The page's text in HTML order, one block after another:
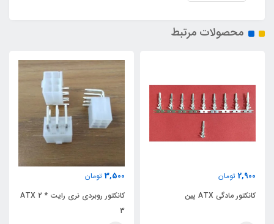
محصولات مرتبط
2,900 تومان
کانکتور مادگی ATX پین
3,500 تومان
کانکتور روبردی نری رایت ATX 2 *
3